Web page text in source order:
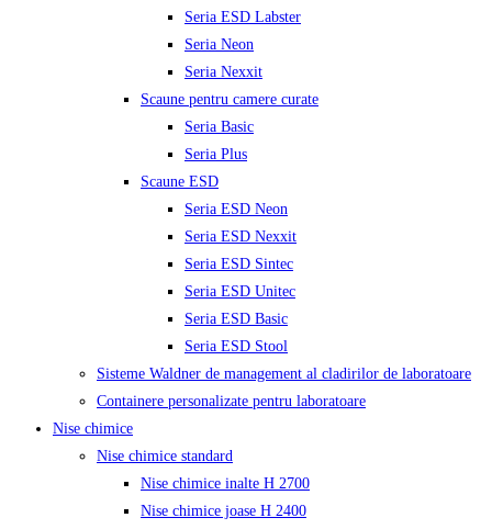
Seria ESD Labster
Seria Neon
Seria Nexxit
Scaune pentru camere curate
Seria Basic
Seria Plus
Scaune ESD
Seria ESD Neon
Seria ESD Nexxit
Seria ESD Sintec
Seria ESD Unitec
Seria ESD Basic
Seria ESD Stool
Sisteme Waldner de management al cladirilor de laboratoare
Containere personalizate pentru laboratoare
Nise chimice
Nise chimice standard
Nise chimice inalte H 2700
Nise chimice joase H 2400